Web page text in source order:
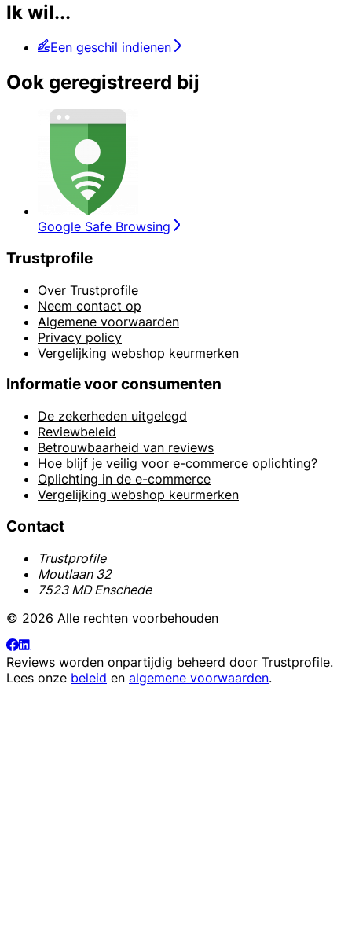
Ik wil...
Een geschil indienen
Ook geregistreerd bij
Google Safe Browsing
Trustprofile
Over Trustprofile
Neem contact op
Algemene voorwaarden
Privacy policy
Vergelijking webshop keurmerken
Informatie voor consumenten
De zekerheden uitgelegd
Reviewbeleid
Betrouwbaarheid van reviews
Hoe blijf je veilig voor e-commerce oplichting?
Oplichting in de e-commerce
Vergelijking webshop keurmerken
Contact
Trustprofile
Moutlaan 32
7523 MD Enschede
© 2026 Alle rechten voorbehouden
Reviews worden onpartijdig beheerd door Trustprofile.
Lees onze beleid en algemene voorwaarden.